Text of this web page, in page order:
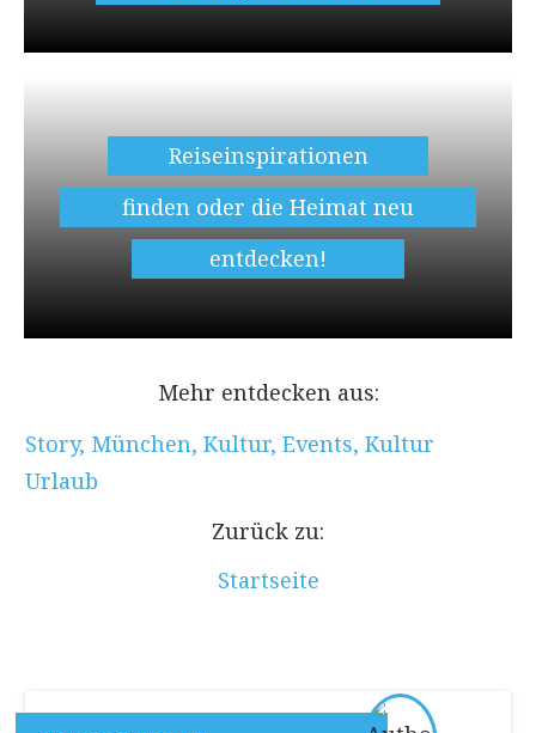
Reiseinspirationen
finden oder die Heimat neu
entdecken!
Mehr entdecken aus:
Story, München, Kultur, Events, Kultur
Urlaub
Zurück zu:
Startseite